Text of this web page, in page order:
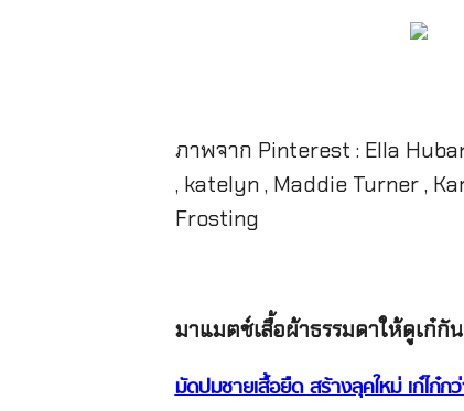
ภาพจาก Pinterest : Ella
, katelyn , Maddie Turner ,
Frosting
มาแมตช์เสื้อผ้าธรรมดาให้ดูเก๋กัน
มัดปมชายเสื้อยืด สร้างลุคใหม่ เก๋ไก๋ก